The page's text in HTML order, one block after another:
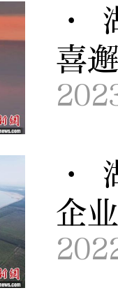
·
喜
·
企